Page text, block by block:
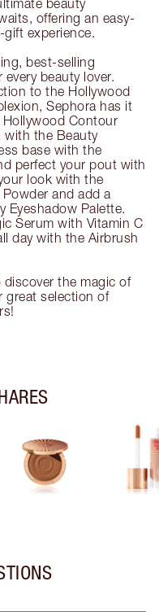
beauty
offering an easy-
experience.
best-selling
beauty lover.
to the Hollywood
Sephora has it
Contour
with the Beauty
base with the
perfect your pout with
look with the
and add a
Eyeshadow Palette.
Serum with Vitamin C
day with the Airbrush
the magic of
great selection of